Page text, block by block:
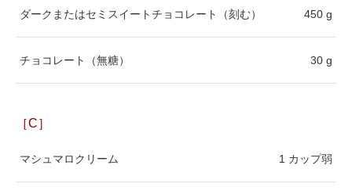
ダークまたはセミスイートチョコレート（刻む） 450 g
チョコレート（無糖） 30 g
［C］
マシュマロクリーム 1 カップ弱